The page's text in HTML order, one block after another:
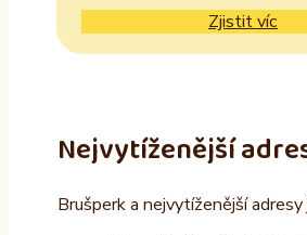
Zjistit víc
Nejvytíženější
Brušperk a nejvytíženější adresy